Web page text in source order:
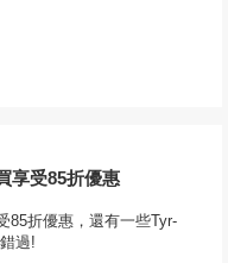
享受85折優惠
85折優惠，還有一些Tyr-
過!